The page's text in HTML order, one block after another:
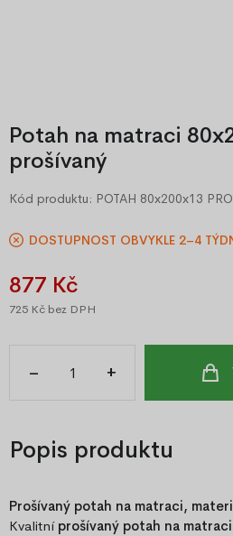
Potah na matraci
prošívaný
Kód produktu: POTAH 80x200x13 PRO
DOSTUPNOST OBVYKLE 2–4
877 Kč
725 Kč bez DPH
– +
Popis produktu
Prošívaný potah na matraci,
Kvalitní prošívaný potah na matraci